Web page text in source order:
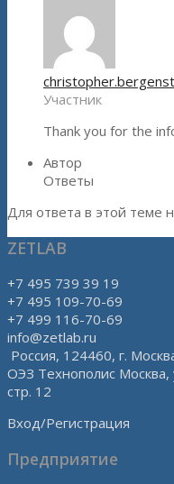
Участник
Thank you for the
Автор
Ответы
Для ответа в этой теме
ZETLAB
+7 495 739 39 19
+7 495 109-70-69
+7 499 116-70-69
info@zetlab.ru
Россия, 124460, г.
ОЭЗ Технополис Москва,
стр. 12
Вход/Регистрация
Предприятие